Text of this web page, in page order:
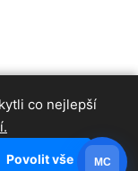
co nejlepší
Povolit vše MC